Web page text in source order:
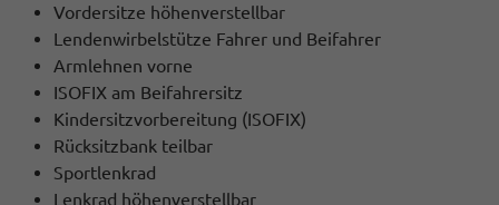
Vordersitze höhenverstellbar
Lendenwirbelstütze Fahrer und Beifahrer
Armlehnen vorne
ISOFIX am Beifahrersitz
Kindersitzvorbereitung (ISOFIX)
Rücksitzbank teilbar
Sportlenkrad
Lenkrad höhenverstellbar